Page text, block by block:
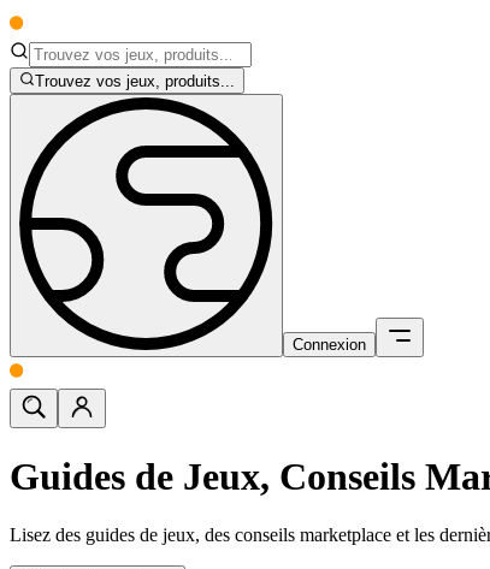
Trouvez vos jeux, produits...
Connexion
Guides de Jeux, Conseils
Lisez des guides de jeux, des conseils marketplace et les